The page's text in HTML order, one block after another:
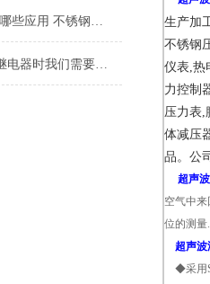
不锈钢压力表有哪些应用 不锈钢压力表的选择方法
在使用SF6密度继电器时我们需要注意哪些事项？
生产加
不锈钢
仪表,热
力控制
压力表,
体减压
品。 公
超声波
空气中
位的测量
超声波
◆采用